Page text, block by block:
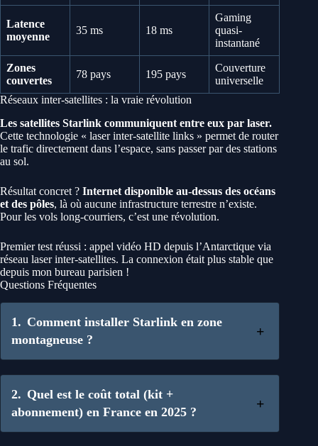
Latence
moyenne
35 ms 18 ms
Gaming
quasi-
instantané
Zones
couvertes
78 pays 195 pays
Couverture
universelle
Réseaux inter-satellites : la vraie révolution
Les satellites Starlink communiquent entre eux par laser.
Cette technologie « laser inter-satellite links » permet de router
le trafic directement dans l’espace, sans passer par des stations
au sol.
Résultat concret ? Internet disponible au-dessus des océans
et des pôles, là où aucune infrastructure terrestre n’existe.
Pour les vols long-courriers, c’est une révolution.
Premier test réussi : appel vidéo HD depuis l’Antarctique via
réseau laser inter-satellites. La connexion était plus stable que
depuis mon bureau parisien !
Questions Fréquentes
Comment installer Starlink en zone
montagneuse ?
Quel est le coût total (kit +
abonnement) en France en 2025 ?